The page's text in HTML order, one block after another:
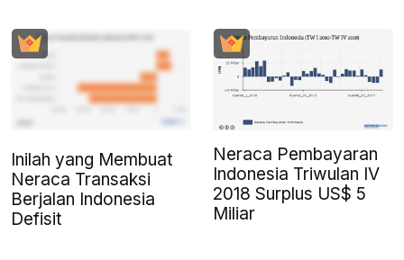
Inilah yang Membuat
Neraca Transaksi
Berjalan Indonesia
Defisit
Neraca Pembayaran
Indonesia Triwulan IV
2018 Surplus US$ 5
Miliar